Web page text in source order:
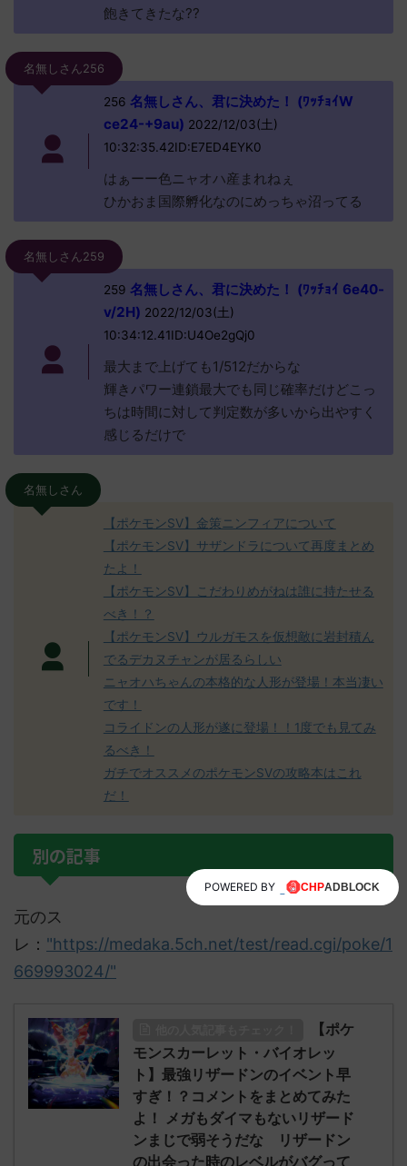
飽きてきたな??
名無しさん256
256 名無しさん、君に決めた！ (ﾜｯﾁｮｲW
ce24-+9au) 2022/12/03(土)
10:32:35.42ID:E7ED4EYK0
はぁーー色ニャオハ産まれねぇ
ひかおま国際孵化なのにめっちゃ沼ってる
名無しさん259
259 名無しさん、君に決めた！ (ﾜｯﾁｮｲ 6e40-
v/2H) 2022/12/03(土)
10:34:12.41ID:U4Oe2gQj0
最大まで上げても1/512だからな
輝きパワー連鎖最大でも同じ確率だけどこっ
ちは時間に対して判定数が多いから出やすく
感じるだけで
名無しさん
【ポケモンSV】金策ニンフィアについて
【ポケモンSV】サザンドラについて再度まとめ
たよ！
【ポケモンSV】こだわりめがねは誰に持たせる
べき！？
【ポケモンSV】ウルガモスを仮想敵に岩封積ん
でるデカヌチャンが居るらしい
ニャオハちゃんの本格的な人形が登場！本当凄い
です！
コライドンの人形が遂に登場！！1度でも見てみ
るべき！
ガチでオススメのポケモンSVの攻略本はこれ
だ！
別の記事
元のス
レ： "https://medaka.5ch.net/test/read.cgi/poke/1
669993024/"
【ポケ
モンスカーレット・バイオレッ
ト】最強リザードンのイベント早
すぎ！？コメントをまとめてみた
よ！ メガもダイマもないリザード
ンまじで弱そうだな リザードン
の出会った時のレベルがバグって
POWERED BY